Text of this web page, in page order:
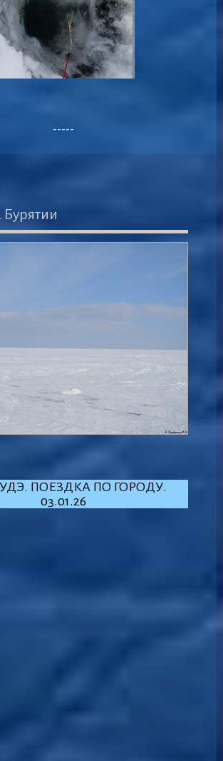
-----
ПОЕЗДКА ПО ГОРОДУ.
03.01.26